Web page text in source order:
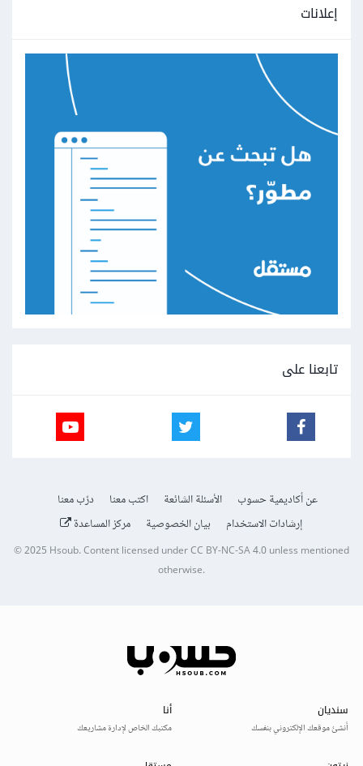
إعلانات
تابعنا على
عن أكاديمية حسوب الأسئلة الشائعة اكتب معنا
درّب معنا
إرشادات الاستخدام
بيان الخصوصية مركز المساعدة
© 2025Hsoub.Content licensed underCC BY-NC-SA 4.0unless mentioned
otherwise.